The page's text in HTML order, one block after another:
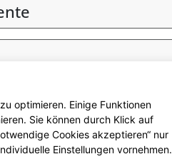
optimieren. Einige Funktionen
Sie können durch Klick auf
Cookies akzeptieren“ nur
Einstellungen vornehmen.